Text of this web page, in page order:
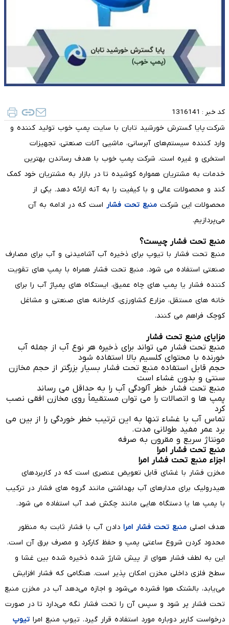
کد خبر : 1316141
شرکت پایا گسترش خورشید تابان با سایت پمپ خوب تولید کننده و
وارد کننده سیستم‌های آبرسانی، ماشیی آلات صنعتی، تجهیزات
استخری و غیره است. شرکت پمپ خوب با هدف رساندن بهترین
خدمات به مشتریان همواره کوشیده تا در بازار به مشتریان خود کمک
کند و محصولات عالی و با کیفیت را به آنه ارائه دهد. یکی از
محصولات این شرکت منبع تحت فشار است که در ادامه به آن
می‌پردازیم.
منبع تحت فشار چیست؟
منبع تحت فشار با تیوپ برای ذخیره آب آشامیدنی و آب برای مصارف
صنعتی استفاده می شود. منبع تحت فشار همراه با پمپ های تقویت
کننده فشار یا پمپ های چاه عمیق، ایستگاه های پمپاژ آب را برای
خانه های مستقل، مزارع کشاورزی، کارخانه های صنعتی و مشاغل
کوچک فراهم می کنند.
مزایای منبع تحت فشار
منبع تحت فشار می تواند برای ذخیره هر نوع آب از جمله آب
خورنده با محتوای کلسیم بالا استفاده شود
حجم قابل استفاده منبع تحت فشار بسیار بزرگتر از حجم مخازن
سنتی و بدون غشاء است
منبع تحت فشار خطر آلودگی آب را به حداقل می رساند
پمپ ها و اتصالات را می توان مستقیماً روی مخازن افقی نصب
کرد
تماس آب با غشاء تنها به این ترتیب خطر خوردگی را از بین می
برد عمر مفید طولانی مدت.
مونتاژ سریع و مقرون به صرفه
منبع تحت فشار امرا
اجزاء منبع تحت فشار امرا
مخزن فشار با غشای قابل تعویض عنصری است که در کاربردهای
هیدرولیک برای مدارهای آب بهداشتی مانند گروه های فشار در ترکیب
با پمپ ها یا دستگاه هایی مانند چکش ضد آب استفاده می شود.
هدف اصلی منبع تحت فشار امرا دادن آب با فشار ثابت به منظور
محدود کردن شروع ساعتی پمپ و حفظ کارکرد و مصرف برق آن است.
این به لطف فشار هوای از پیش شارژ شده ذخیره شده بین غشا و
سطح فلزی داخلی مخزن امکان پذیر است. هنگامی که فشار افزایش
می‌یابد، بالشتک هوا فشرده می‌شود و اجازه می‌دهد آب در مخزن منبع
تحت فشار پر شود و سپس آن را تحت فشار نگه می‌دارد تا در صورت
درخواست کاربر دوباره مورد استفاده قرار گیرد. تیوپ منبع امرا تیوپ